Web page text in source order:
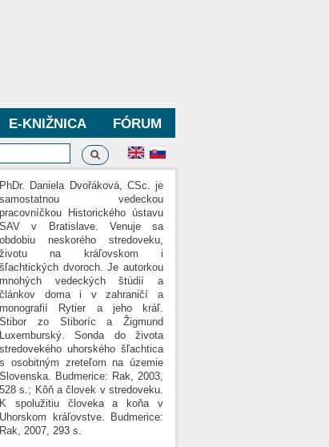
FÓRUM
E-KNIŽNICA
Vyhľadávanie
PhDr. Daniela Dvořáková, CSc. je
samostatnou vedeckou
pracovníčkou Historického ústavu
SAV v Bratislave. Venuje sa
obdobiu neskorého stredoveku,
životu na kráľovskom i
šľachtických dvoroch. Je autorkou
mnohých vedeckých štúdií a
článkov doma i v zahraničí a
monografií Rytier a jeho kráľ.
Stibor zo Stiboríc a Žigmund
Luxemburský. Sonda do života
stredovekého uhorského šľachtica
s osobitným zreteľom na územie
Slovenska. Budmerice: Rak, 2003,
528 s.; Kôň a človek v stredoveku.
K spolužitiu človeka a koňa v
Uhorskom kráľovstve. Budmerice:
Rak, 2007, 293 s.